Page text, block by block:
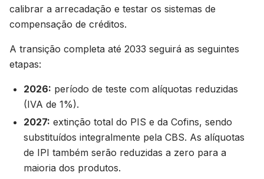
calibrar a arrecadação e testar os sistemas de
compensação de créditos.
A transição completa até 2033 seguirá as seguintes
etapas:
2026: período de teste com alíquotas reduzidas
(IVA de 1%).
2027: extinção total do PIS e da Cofins, sendo
substituídos integralmente pela CBS. As alíquotas
de IPI também serão reduzidas a zero para a
maioria dos produtos.